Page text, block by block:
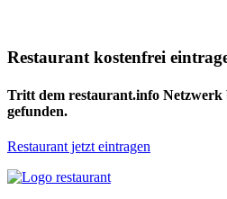
Restaurant kostenfrei
Tritt dem restaurant.info Netzwerk
gefunden.
Restaurant jetzt eintragen